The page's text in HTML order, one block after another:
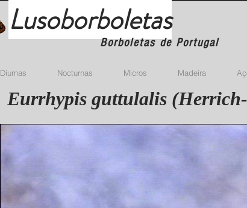
Lusoborboletas
Borboletas de Portugal
Diurnas Nocturnas Micros Madeira
Eurrhypis guttulalis